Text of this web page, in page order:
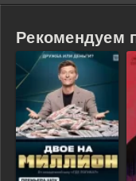
Рекомендуем